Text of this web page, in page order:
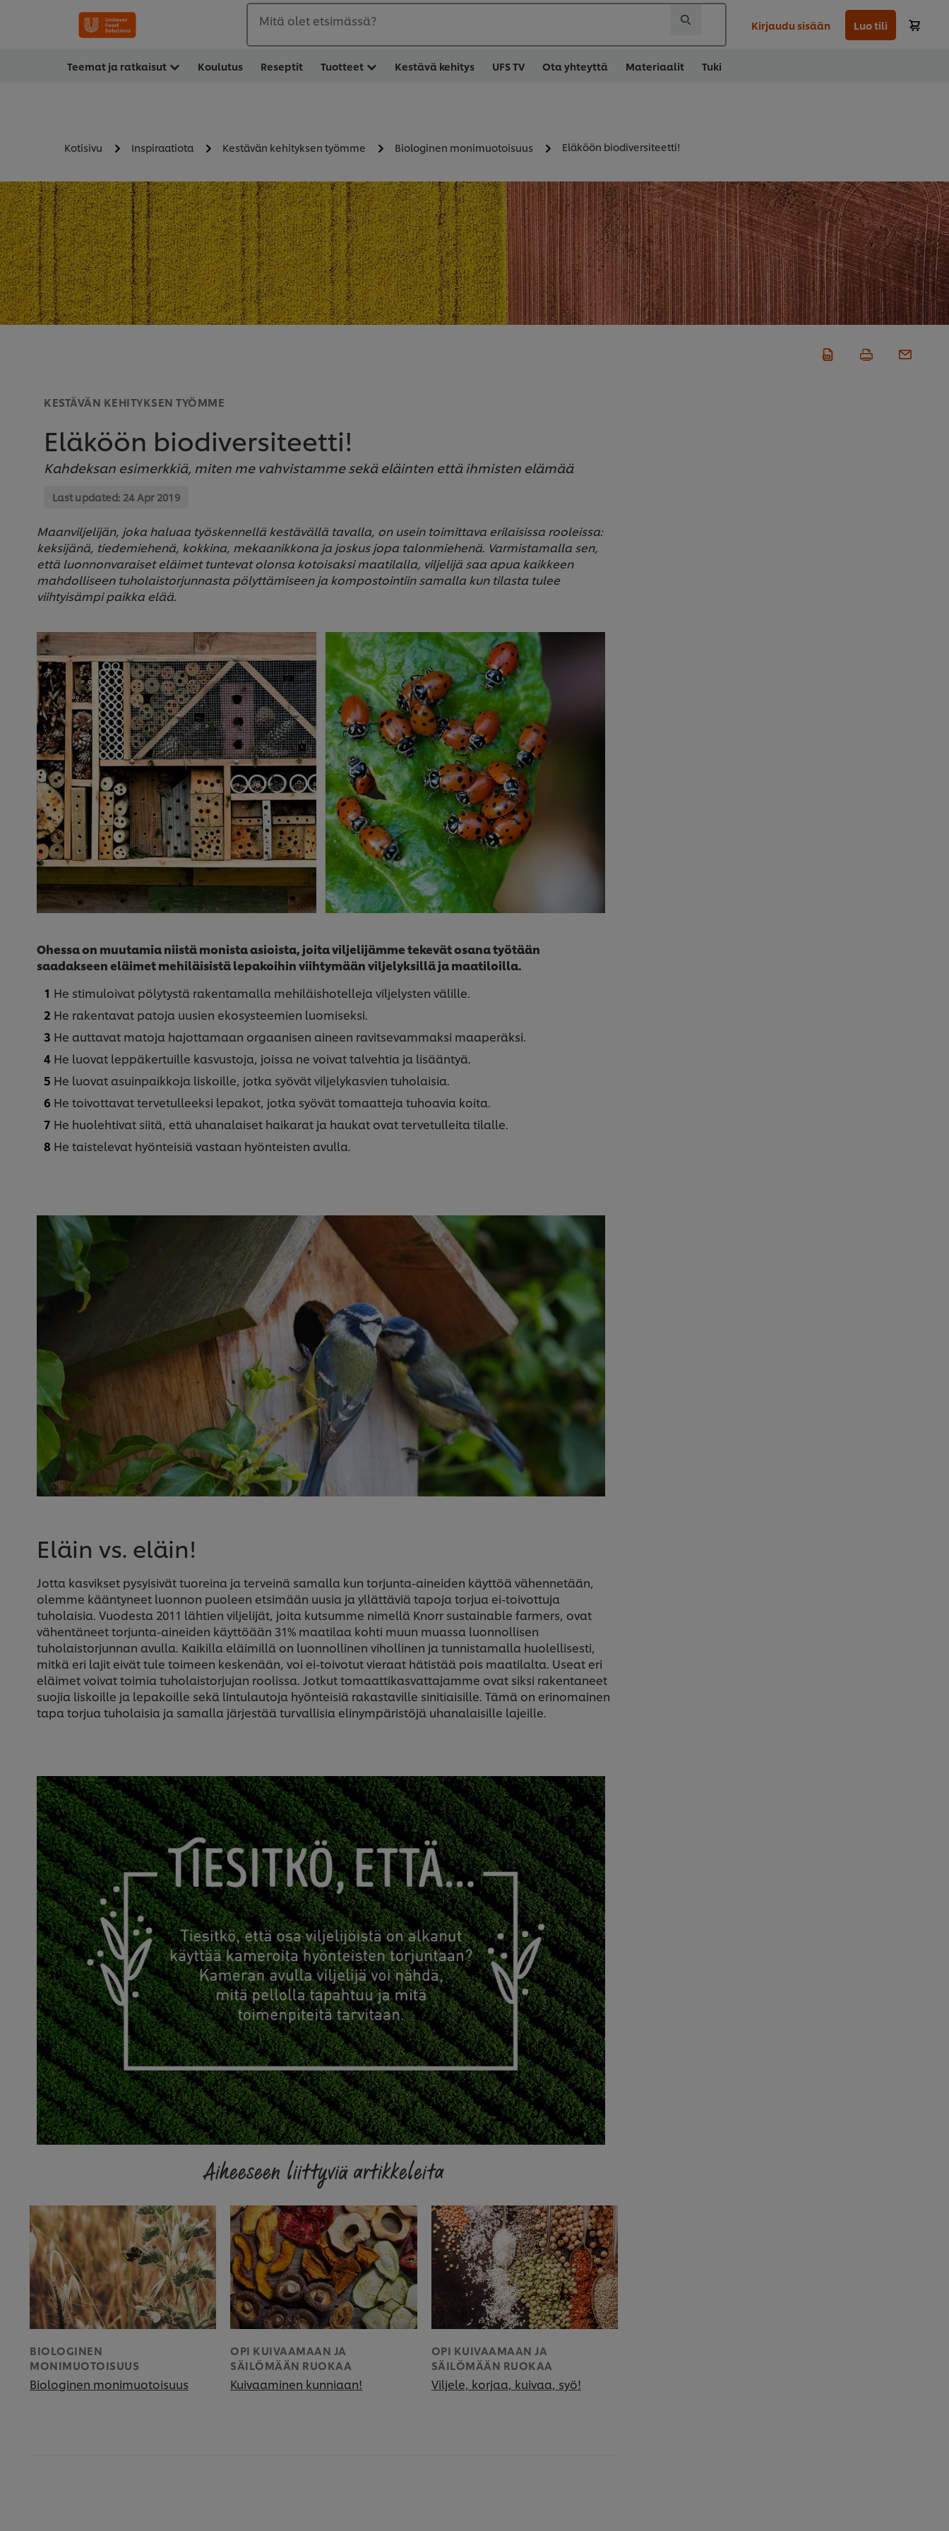
Mitä olet etsimässä? Kirjaudu sisään Luo tili
Teemat ja ratkaisut Koulutus Reseptit Tuotteet Kestävä kehitys UFS TV Ota yhteyttä Materiaalit Tuki
Kotisivu Inspiraatiota Kestävän kehityksen työmme Biologinen monimuotoisuus Eläköön biodiversiteetti!
KESTÄVÄN KEHITYKSEN TYÖMME
Eläköön biodiversiteetti!
Kahdeksan esimerkkiä, miten me vahvistamme sekä eläinten että ihmisten elämää
Last updated: 24 Apr 2019
Maanviljelijän, joka haluaa työskennellä kestävällä tavalla, on usein toimittava erilaisissa rooleissa:
keksijänä, tiedemiehenä, kokkina, mekaanikkona ja joskus jopa talonmiehenä. Varmistamalla sen,
että luonnonvaraiset eläimet tuntevat olonsa kotoisaksi maatilalla, viljelijä saa apua kaikkeen
mahdolliseen tuholaistorjunnasta pölyttämiseen ja kompostointiin samalla kun tilasta tulee
viihtyisämpi paikka elää.
Ohessa on muutamia niistä monista asioista, joita viljelijämme tekevät osana työtään
saadakseen eläimet mehiläisistä lepakoihin viihtymään viljelyksillä ja maatiloilla.
He stimuloivat pölytystä rakentamalla mehiläishotelleja viljelysten välille.
He rakentavat patoja uusien ekosysteemien luomiseksi.
He auttavat matoja hajottamaan orgaanisen aineen ravitsevammaksi maaperäksi.
He luovat leppäkertuille kasvustoja, joissa ne voivat talvehtia ja lisääntyä.
He luovat asuinpaikkoja liskoille, jotka syövät viljelykasvien tuholaisia.
He toivottavat tervetulleeksi lepakot, jotka syövät tomaatteja tuhoavia koita.
He huolehtivat siitä, että uhanalaiset haikarat ja haukat ovat tervetulleita tilalle.
He taistelevat hyönteisiä vastaan hyönteisten avulla.
Eläin vs. eläin!
Jotta kasvikset pysyisivät tuoreina ja terveinä samalla kun torjunta-aineiden käyttöä vähennetään,
olemme kääntyneet luonnon puoleen etsimään uusia ja yllättäviä tapoja torjua ei-toivottuja
tuholaisia. Vuodesta 2011 lähtien viljelijät, joita kutsumme nimellä Knorr sustainable farmers, ovat
vähentäneet torjunta-aineiden käyttöään 31% maatilaa kohti muun muassa luonnollisen
tuholaistorjunnan avulla. Kaikilla eläimillä on luonnollinen vihollinen ja tunnistamalla huolellisesti,
mitkä eri lajit eivät tule toimeen keskenään, voi ei-toivotut vieraat hätistää pois maatilalta. Useat eri
eläimet voivat toimia tuholaistorjujan roolissa. Jotkut tomaattikasvattajamme ovat siksi rakentaneet
suojia liskoille ja lepakoille sekä lintulautoja hyönteisiä rakastaville sinitiaisille. Tämä on erinomainen
tapa torjua tuholaisia ja ​​samalla järjestää turvallisia elinympäristöjä uhanalaisille lajeille.
Aiheeseen liittyviä artikkeleita
BIOLOGINEN
MONIMUOTOISUUS
Biologinen monimuotoisuus
OPI KUIVAAMAAN JA
SÄILÖMÄÄN RUOKAA
Kuivaaminen kunniaan!
OPI KUIVAAMAAN JA
SÄILÖMÄÄN RUOKAA
Viljele, korjaa, kuivaa, syö!